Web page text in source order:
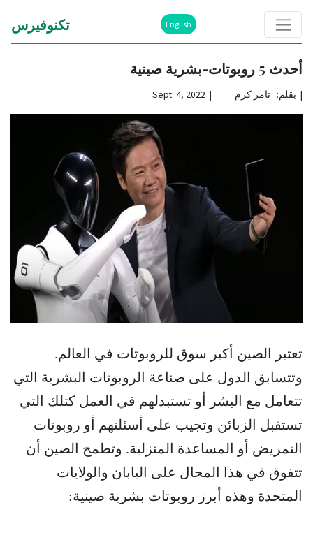
English تكنوفيرس
أحدث 5 روبوتات-بشرية صينية
| بقلم: تامر كرم | Sept. 4, 2022
تعتبر الصين أكبر سوق للروبوتات في العالم.
وتتسابق الدول على صناعة الروبوتات البشرية التي
تتعامل مع البشر أو تستبدلهم في العمل كتلك التي
تستقبل الزبائن وتجيب على أسئلتهم أو روبوتات
التمريض أو المساعدة المنزلية. وتطمح الصين أن
تتفوق في هذا المجال على اليابان والولايات
المتحدة وهذه أبرز روبوتات بشرية صينية: